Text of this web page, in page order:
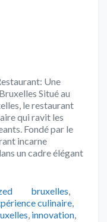
Une
Situé au
le restaurant
qui ravit les
Fondé par le
incarne
un cadre élégant
Tags
bruxelles,
culinaire,
, innovation,